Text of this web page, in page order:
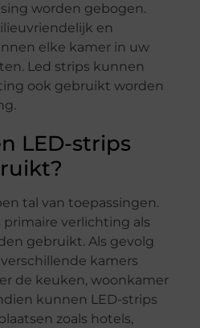
worden gebogen.
en
elke kamer in uw
Led strips kunnen
ook gebruikt worden
LED-strips
tal van toepassingen.
primaire verlichting als
gebruikt. Als gevolg
kamers
de keuken, woonkamer
kunnen LED-strips
zoals hotels,